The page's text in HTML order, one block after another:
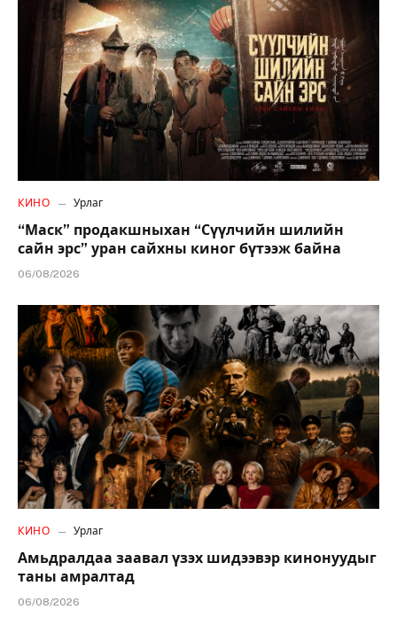
КИНО Урлаг
“Маск” продакшныхан “Сүүлчийн шилийн
сайн эрс” уран сайхны киног бүтээж байна
06/08/2026
КИНО Урлаг
Амьдралдаа заавал үзэх шидээвэр кинонуудыг
таны амралтад
06/08/2026